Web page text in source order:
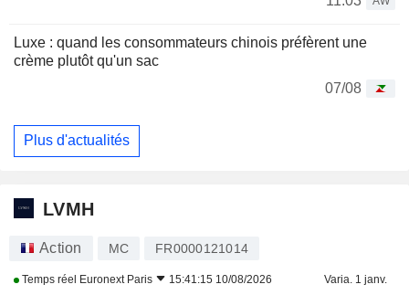
Luxe : quand les consommateurs chinois préfèrent une
crème plutôt qu'un sac
07/08
Plus d'actualités
LVMH
Action MC FR0000121014
Temps réel Euronext Paris 15:41:15 10/08/2026 Varia. 1 janv.